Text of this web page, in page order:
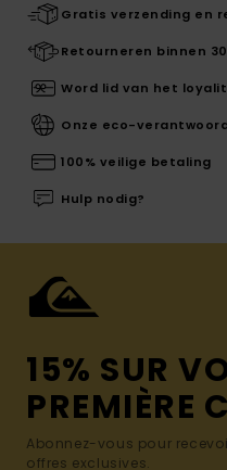
Gratis verzending en
Retourneren binnen
Word lid van het
Onze eco-
100% veilige betaling
Hulp nodig?
15% SUR
PREMIÈRE
Abonnez-vous pour
offres exclusives.